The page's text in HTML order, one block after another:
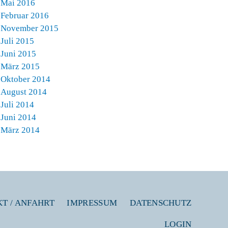
Mai 2016
Februar 2016
November 2015
Juli 2015
Juni 2015
März 2015
Oktober 2014
August 2014
Juli 2014
Juni 2014
März 2014
/ ANFAHRT IMPRESSUM DATENSCHUTZ
LOGIN